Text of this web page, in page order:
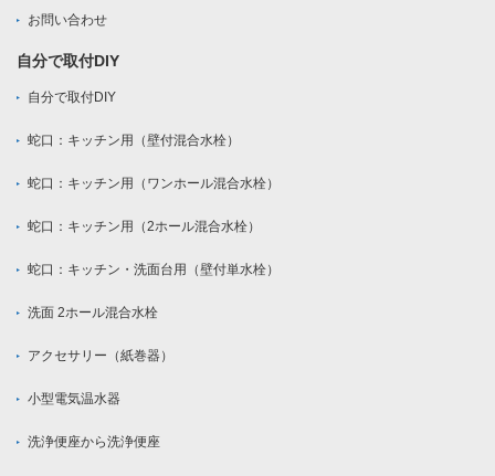
お問い合わせ
自分で取付DIY
自分で取付DIY
蛇口：キッチン用（壁付混合水栓）
蛇口：キッチン用（ワンホール混合水栓）
蛇口：キッチン用（2ホール混合水栓）
蛇口：キッチン・洗面台用（壁付単水栓）
洗面 2ホール混合水栓
アクセサリー（紙巻器）
小型電気温水器
洗浄便座から洗浄便座